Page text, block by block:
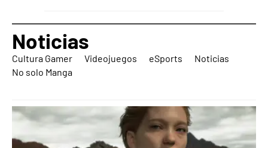
Noticias
Cultura Gamer Videojuegos eSports
Noticias
No solo Manga